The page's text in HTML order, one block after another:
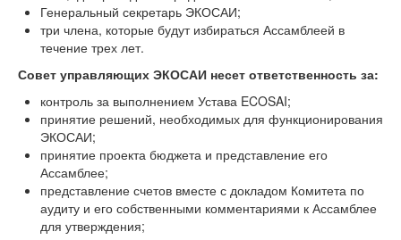
Генеральный секретарь ЭКОСАИ;
три члена, которые будут избираться Ассамблеей в
течение трех лет.
Совет управляющих ЭКОСАИ несет ответственность за:
контроль за выполнением Устава ECOSAI;
принятие решений, необходимых для функционирования
ЭКОСАИ;
принятие проекта бюджета и представление его
Ассамблее;
представление счетов вместе с докладом Комитета по
аудиту и его собственными комментариями к Ассамблее
для утверждения;